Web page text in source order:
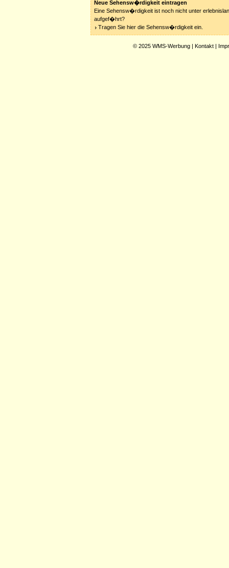
Neue Sehensw�rdigkeit eintragen
Eine Sehensw�rdigkeit ist noch nicht unter
aufgef�hrt?
Tragen Sie hier die Sehensw�rdigkeit ein.
© 2025 WMS-Werbung | Kontakt |